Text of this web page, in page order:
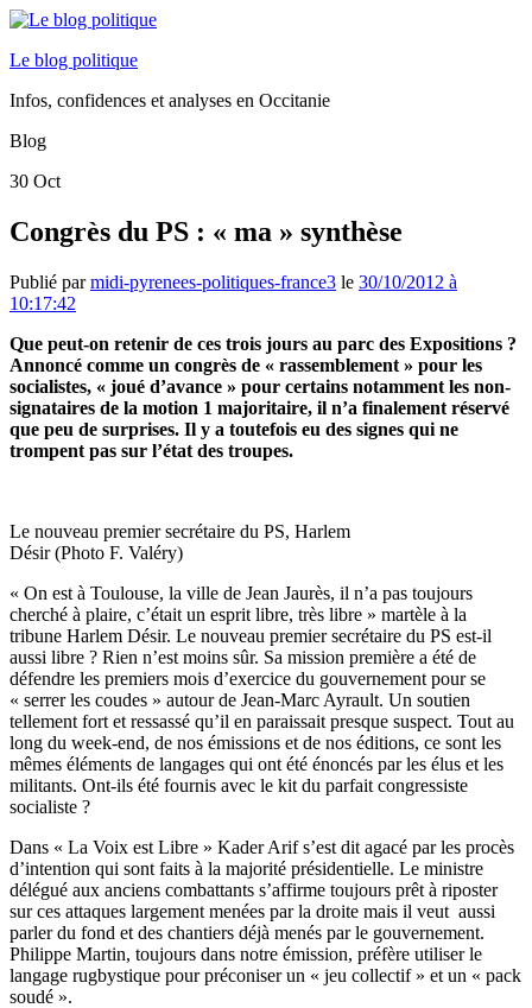
Le blog politique
Infos, confidences et analyses en Occitanie
Blog
30 Oct
Congrès du PS : « ma » synthèse
Publié parmidi-pyrenees-politiques-france3 le 30/10/2012 à
10:17:42
Que peut-on retenir de ces trois jours au parc des Expositions ?
Annoncé comme un congrès de « rassemblement » pour les
socialistes, « joué d’avance » pour certains notamment les non-
signataires de la motion 1 majoritaire, il n’a finalement réservé
que peu de surprises. Il y a toutefois eu des signes qui ne
trompent pas sur l’état des troupes.
Le nouveau premier secrétaire du PS, Harlem
Désir (Photo F. Valéry)
« On est à Toulouse, la ville de Jean Jaurès, il n’a pas toujours
cherché à plaire, c’était un esprit libre, très libre » martèle à la
tribune Harlem Désir. Le nouveau premier secrétaire du PS est-il
aussi libre ? Rien n’est moins sûr. Sa mission première a été de
défendre les premiers mois d’exercice du gouvernement pour se
« serrer les coudes » autour de Jean-Marc Ayrault. Un soutien
tellement fort et ressassé qu’il en paraissait presque suspect. Tout au
long du week-end, de nos émissions et de nos éditions, ce sont les
mêmes éléments de langages qui ont été énoncés par les élus et les
militants. Ont-ils été fournis avec le kit du parfait congressiste
socialiste ?
Dans « La Voix est Libre » Kader Arif s’est dit agacé par les procès
d’intention qui sont faits à la majorité présidentielle. Le ministre
délégué aux anciens combattants s’affirme toujours prêt à riposter
sur ces attaques largement menées par la droite mais il veut aussi
parler du fond et des chantiers déjà menés par le gouvernement.
Philippe Martin, toujours dans notre émission, préfère utiliser le
langage rugbystique pour préconiser un « jeu collectif » et un « pack
soudé ».